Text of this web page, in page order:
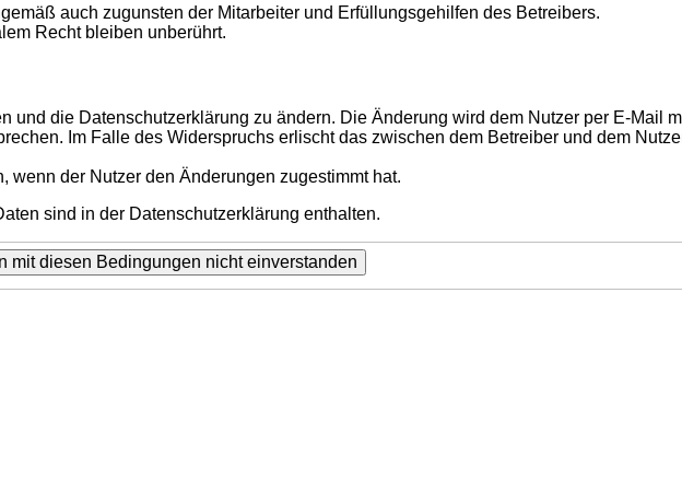
auch zugunsten der Mitarbeiter und Erfüllungsgehilfen des Betreibers.
Recht bleiben unberührt.
und die Datenschutzerklärung zu ändern. Die Änderung wird dem Nutzer per E-Mail
Im Falle des Widerspruchs erlischt das zwischen dem Betreiber und dem
der Nutzer den Änderungen zugestimmt hat.
sind in der Datenschutzerklärung enthalten.